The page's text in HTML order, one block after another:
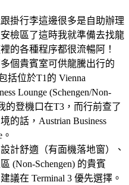
掛行李這邊很多是自助辦理
檢區了這時我就準備去找龍
的各種程序都很流暢阿！
個貴賓室可供龍騰出行的
括位於T1的 Vienna
Lounge (Schengen/Non-
的登機口在T3，而行前查了
的話，Austrian Business
計舒適（有面機落地窗）、
(Non-Schengen) 的貴賓
議在 Terminal 3 優先選擇。